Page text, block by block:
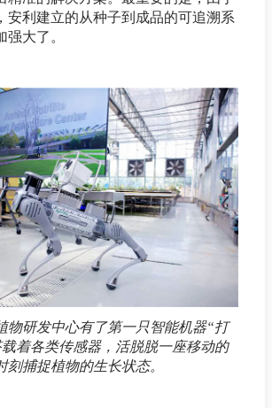
安利建立的从种子到成品的可追溯系
大了。
物研发中心有了第一只智能机器“打
着各类传感器，活脱脱一座移动的
刻捕捉植物的生长状态。